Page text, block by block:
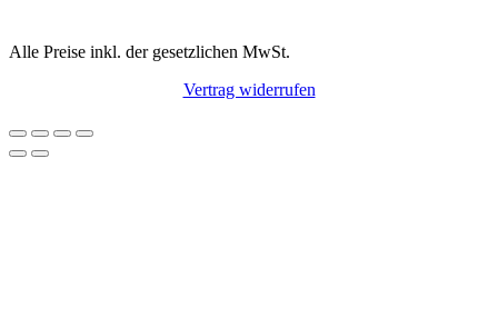
Alle Preise inkl. der gesetzlichen MwSt.
Vertrag widerrufen